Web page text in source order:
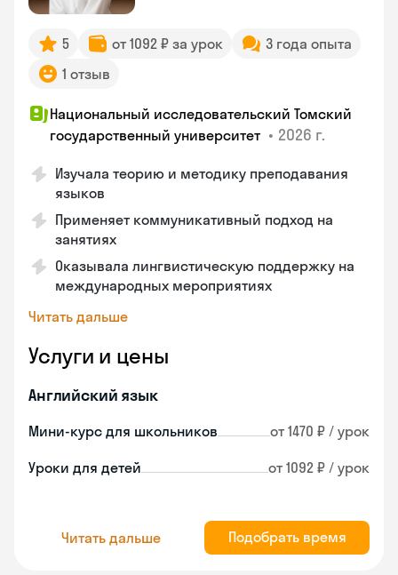
5 от 1092 ₽ за урок
3 года опыта
1 отзыв
Национальный исследовательский Томский
государственный университет • 2026 г.
Изучала теорию и методику преподавания
языков
Применяет коммуникативный подход на
занятиях
Оказывала лингвистическую поддержку на
международных мероприятиях
Читать дальше
Услуги и цены
Английский язык
Мини-курс для школьников от 1470 ₽ / урок
Уроки для детей от 1092 ₽ / урок
Читать дальше Подобрать время